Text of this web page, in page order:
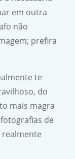
em outra
não
prefira
te
do
mais magra
de
realmente